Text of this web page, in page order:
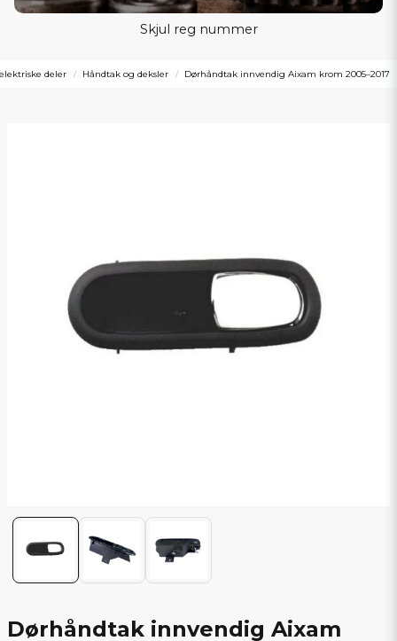
Skjul reg nummer
deler Håndtak og deksler Dørhåndtak innvendig Aixam krom 2005–2017
Dørhåndtak innvendig Aixam